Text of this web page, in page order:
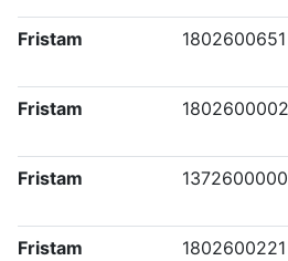
Fristam 1802600651
Fristam 1802600002
Fristam 1372600000
Fristam 1802600221